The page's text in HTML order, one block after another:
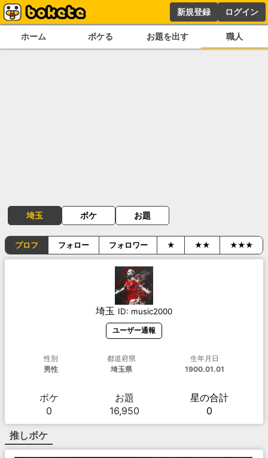
新規登録 ログイン
ホーム ボケる お題を出す 職人
埼玉 ボケ お題
プロフ フォロー フォロワー ★ ★★ ★★★
埼玉 ID: music2000
ユーザー通報
性別
男性
都道府県
埼玉県
生年月日
1900.01.01
ボケ
0
お題
16,950
星の合計
0
推しボケ